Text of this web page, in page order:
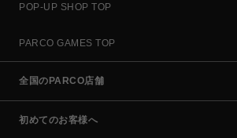
POP-UP SHOP TOP
PARCO GAMES TOP
全国のPARCO店舗
初めてのお客様へ